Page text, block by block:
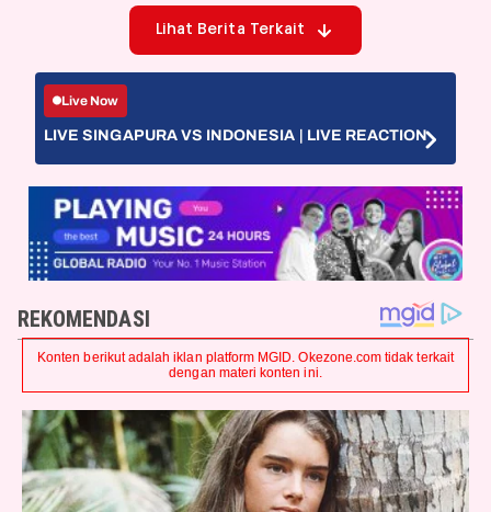
Lihat Berita Terkait
Live Now
LIVE SINGAPURA VS INDONESIA | LIVE REACTION